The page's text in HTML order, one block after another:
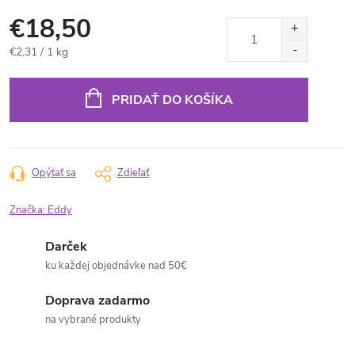
€18,50
Jednotková
€2,31 / 1 kg
PRIDAŤ DO KOŠÍKA
Opýtať sa Zdieľať
Značka: Eddy
Darček
ku každej objednávke nad 50€
Doprava zadarmo
na vybrané produkty